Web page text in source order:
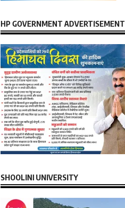
HP GOVERNMENT ADVERTISEMENT
SHOOLINI UNIVERSITY